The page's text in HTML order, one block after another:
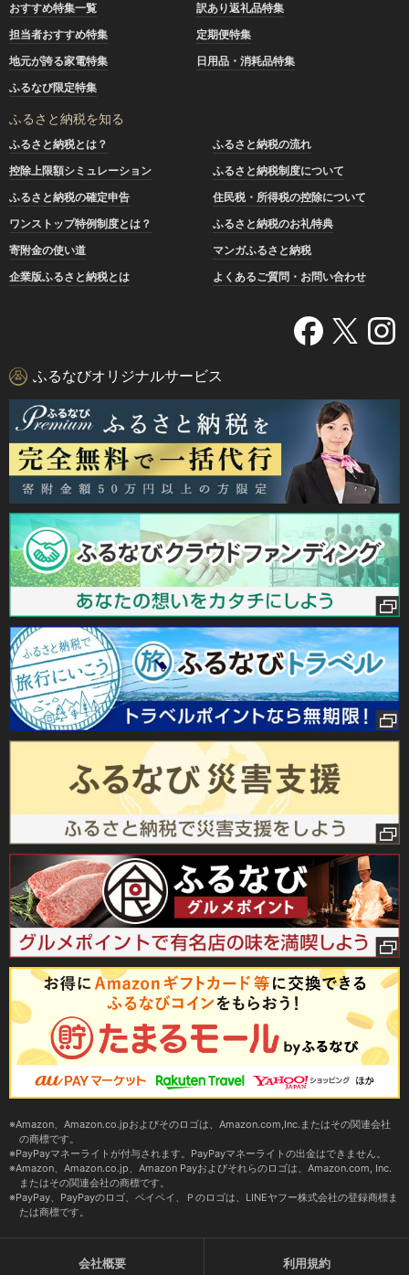
おすすめ特集一覧
訳あり返礼品特集
担当者おすすめ特集
定期便特集
地元が誇る家電特集
日用品・消耗品特集
ふるなび限定特集
ふるさと納税を知る
ふるさと納税とは？
ふるさと納税の流れ
控除上限額シミュレーション
ふるさと納税制度について
ふるさと納税の確定申告
住民税・所得税の控除について
ワンストップ特例制度とは？
ふるさと納税のお礼特典
寄附金の使い道
マンガふるさと納税
企業版ふるさと納税とは
よくあるご質問・お問い合わせ
ふるなびオリジナルサービス
Amazon、Amazon.co.jpおよびそのロゴは、Amazon.com,Inc.またはその関連会社
の商標です。
PayPayマネーライトが付与されます。PayPayマネーライトの出金はできません。
Amazon、Amazon.co.jp、Amazon Payおよびそれらのロゴは、Amazon.com, Inc.
またはその関連会社の商標です。
PayPay、PayPayのロゴ、ペイペイ、Ｐのロゴは、LINEヤフー株式会社の登録商標ま
たは商標です。
会社概要 利用規約